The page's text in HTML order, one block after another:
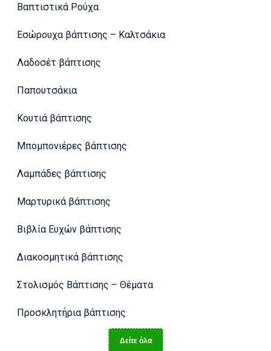
Βαπτιστικά Ρούχα
Εσώρουχα βάπτισης – Καλτσάκια
Λαδοσέτ βάπτισης
Παπουτσάκια
Κουτιά βάπτισης
Μπομπονιέρες βάπτισης
Λαμπάδες βάπτισης
Μαρτυρικά βάπτισης
Βιβλία Ευχών βάπτισης
Διακοσμητικά βάπτισης
Στολισμός Βάπτισης – Θέματα
Προσκλητήρια βάπτισης
Δείτε όλα